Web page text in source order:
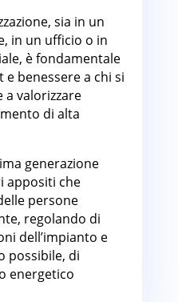
sia in un
in un ufficio o in
è fondamentale
benessere a chi si
a valorizzare
di alta
generazione
appositi che
persone
regolando di
dell’impianto e
possibile, di
energetico